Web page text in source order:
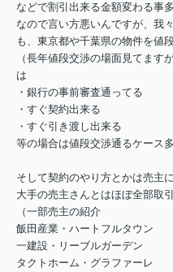
などで割引出来る金額変わる事多
なので言い方悪いんですが、我
も、東京都や千葉県の物件を値
（長年値段交渉の場面見てます
は
・銀行の事前審査通ってる
・すぐ契約出来る
・すぐ引き渡し出来る
等の場合は値段交渉通るケース多
そして契約のやり方とかは売主
大手の売主さんとはほぼ全部取
（一部売主の紹介
飯田産業・ハートフルタウン
一建設・リーブルガーデン
タクトホーム・グラファーレ